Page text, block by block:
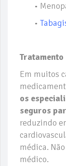
•
•
Tratamento
Em muitos
os
seguros
reduzindo
médica.
médico.